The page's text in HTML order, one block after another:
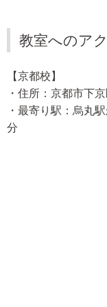
教室へのア
【京都校】
・住所：京都市下
・最寄り駅：烏丸
分